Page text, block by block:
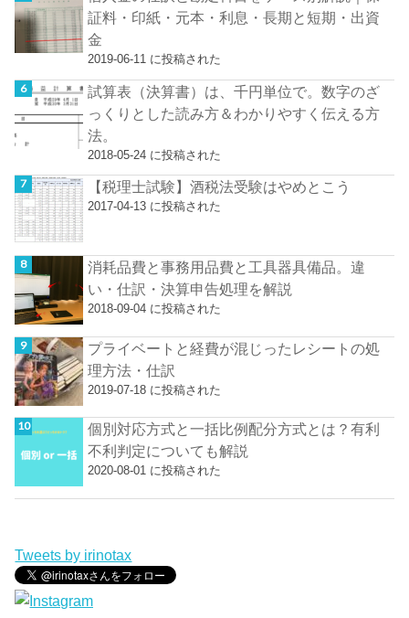
証料・印紙・元本・利息・長期と短期・出資
金
2019-06-11 に投稿された
試算表（決算書）は、千円単位で。数字のざ
っくりとした読み方＆わかりやすく伝える方
法。
2018-05-24 に投稿された
【税理士試験】酒税法受験はやめとこう
2017-04-13 に投稿された
消耗品費と事務用品費と工具器具備品。違
い・仕訳・決算申告処理を解説
2018-09-04 に投稿された
プライベートと経費が混じったレシートの処
理方法・仕訳
2019-07-18 に投稿された
個別対応方式と一括比例配分方式とは？有利
不利判定についても解説
2020-08-01 に投稿された
Tweets by irinotax